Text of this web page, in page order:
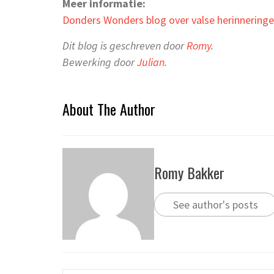
Meer informatie:
Donders Wonders blog over valse
Dit blog is geschreven doorRomy.
Bewerking doorJulian.
About The Author
Romy Bakker
See author's posts